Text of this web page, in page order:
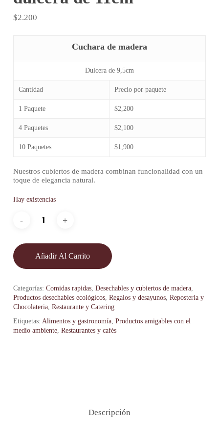
$2.200
Cuchara de madera
Dulcera de 9,5cm
Cantidad Precio por paquete
1 Paquete $2,200
4 Paquetes $2,100
10 Paquetes $1,900
Nuestros cubiertos de madera combinan funcionalidad con un
toque de elegancia natural.
Hay existencias
Añadir Al Carrito
Categorías: Comidas rapidas, Desechables y cubiertos de madera,
Productos desechables ecológicos, Regalos y desayunos, Reposteria y
Chocolateria, Restaurante y Catering
Etiquetas: Alimentos y gastronomía, Productos amigables con el
medio ambiente, Restaurantes y cafés
Descripción